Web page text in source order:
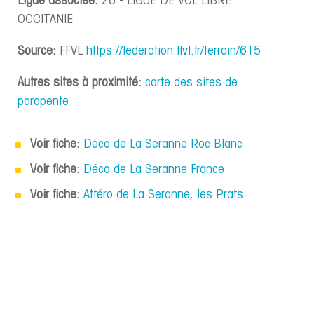
OCCITANIE
Source: FFVL https://federation.ffvl.fr/terrain/615
Autres sites à proximité: carte des sites de
parapente
Voir fiche: Déco de La Seranne Roc Blanc
Voir fiche: Déco de La Seranne France
Voir fiche: Attéro de La Seranne, les Prats